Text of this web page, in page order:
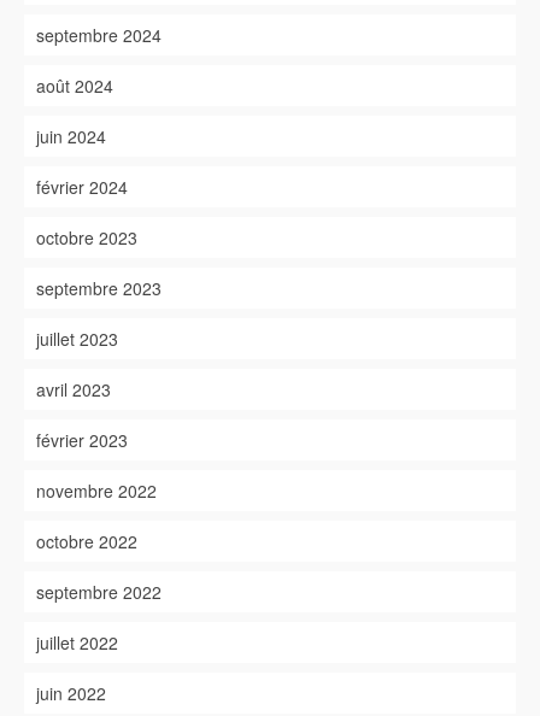
septembre 2024
août 2024
juin 2024
février 2024
octobre 2023
septembre 2023
juillet 2023
avril 2023
février 2023
novembre 2022
octobre 2022
septembre 2022
juillet 2022
juin 2022